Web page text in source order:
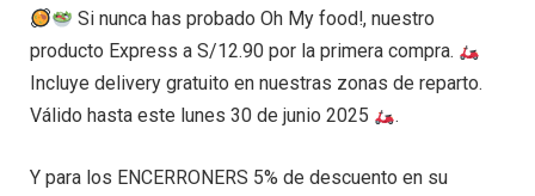
Si nunca has probado Oh My food!, nuestro
producto Express a S/12.90 por la primera compra.
Incluye delivery gratuito en nuestras zonas de reparto.
Válido hasta este lunes 30 de junio 2025
.
Y para los ENCERRONERS 5% de descuento en su